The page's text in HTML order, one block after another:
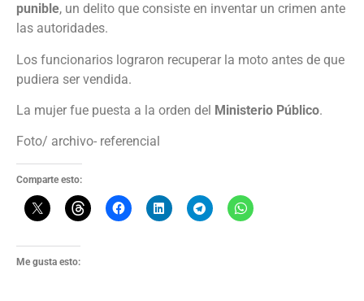
punible, un delito que consiste en inventar un crimen ante
las autoridades.
Los funcionarios lograron recuperar la moto antes de que
pudiera ser vendida.
La mujer fue puesta a la orden del Ministerio Público.
Foto/ archivo- referencial
Comparte esto:
Me gusta esto: